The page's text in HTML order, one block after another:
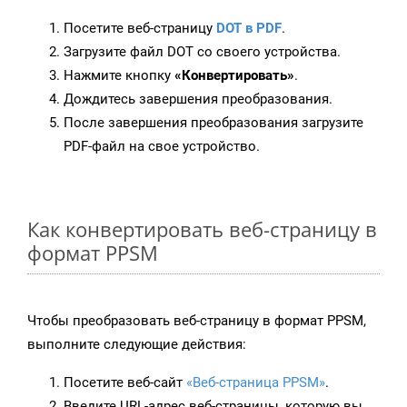
Посетите веб-страницу DOT в PDF.
Загрузите файл DOT со своего устройства.
Нажмите кнопку «Конвертировать».
Дождитесь завершения преобразования.
После завершения преобразования загрузите
PDF-файл на свое устройство.
Как конвертировать веб-страницу в
формат PPSM
Чтобы преобразовать веб-страницу в формат PPSM,
выполните следующие действия:
Посетите веб-сайт «Веб-страница PPSM».